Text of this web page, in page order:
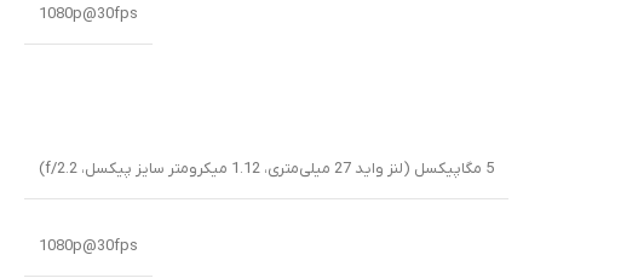
1080p@30fps
5 مگاپیکسل (لنز واید 27 میلی‌متری، 1.12 میکرومتر سایز پیکسل، f/2.2)
1080p@30fps